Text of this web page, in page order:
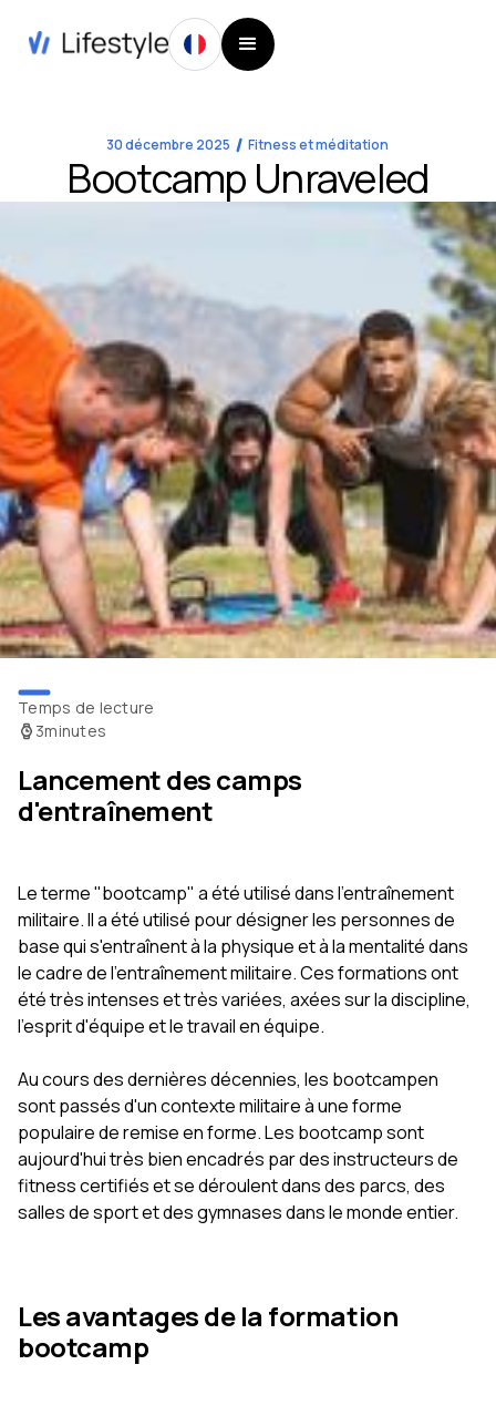
30 décembre 2025 Fitness et méditation
Bootcamp Unraveled
Temps de lecture
3minutes
Lancement des camps
d'entraînement
Le terme "bootcamp" a été utilisé dans l'entraînement
militaire. Il a été utilisé pour désigner les personnes de
base qui s'entraînent à la physique et à la mentalité dans
le cadre de l'entraînement militaire. Ces formations ont
été très intenses et très variées, axées sur la discipline,
l'esprit d'équipe et le travail en équipe.
Au cours des dernières décennies, les bootcampen
sont passés d'un contexte militaire à une forme
populaire de remise en forme. Les bootcamp sont
aujourd'hui très bien encadrés par des instructeurs de
fitness certifiés et se déroulent dans des parcs, des
salles de sport et des gymnases dans le monde entier.
Les avantages de la formation
bootcamp